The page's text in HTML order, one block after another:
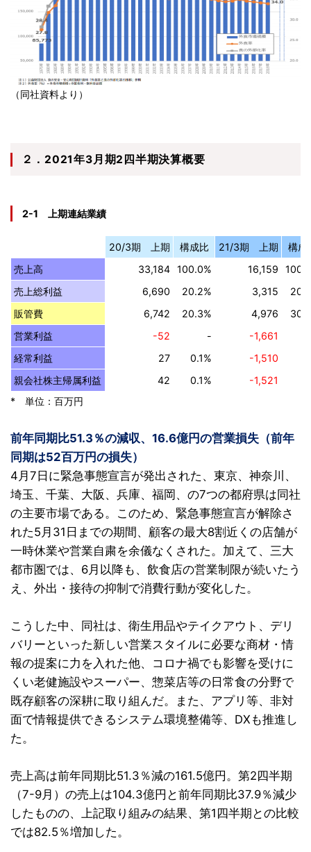
（同社資料より）
２．2021年3月期2四半期決算概要
2-1 上期連結業績
20/3期 上期 構成比 21/3期 上期
構成
売上高
33,184 100.0% 16,159
売上総利益
6,690 20.2% 3,315
販管費
6,742 20.3% 4,976
営業利益
-52 -
-1,661
経常利益
27 0.1%
-1,510
親会社株主帰属利益
42 0.1%
-1,521
* 単位：百万円
前年同期比51.3％の減収、16.6億円の営業損失（前年
同期は52百万円の損失）
4月7日に緊急事態宣言が発出された、東京、神奈川、
埼玉、千葉、大阪、兵庫、福岡、の7つの都府県は同社
の主要市場である。このため、緊急事態宣言が解除さ
れた5月31日までの期間、顧客の最大8割近くの店舗が
一時休業や営業自粛を余儀なくされた。加えて、三大
都市圏では、6月以降も、飲食店の営業制限が続いたう
え、外出・接待の抑制で消費行動が変化した。
こうした中、同社は、衛生用品やテイクアウト、デリ
バリーといった新しい営業スタイルに必要な商材・情
報の提案に力を入れた他、コロナ禍でも影響を受けに
くい老健施設やスーパー、惣菜店等の日常食の分野で
既存顧客の深耕に取り組んだ。また、アプリ等、非対
面で情報提供できるシステム環境整備等、DXも推進し
た。
売上高は前年同期比51.3％減の161.5億円。第2四半期
（7-9月）の売上は104.3億円と前年同期比37.9％減少
したものの、上記取り組みの結果、第1四半期との比較
では82.5％増加した。